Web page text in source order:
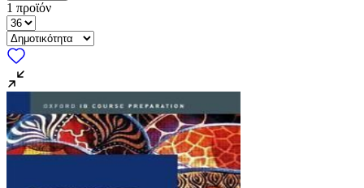
1 προϊόν